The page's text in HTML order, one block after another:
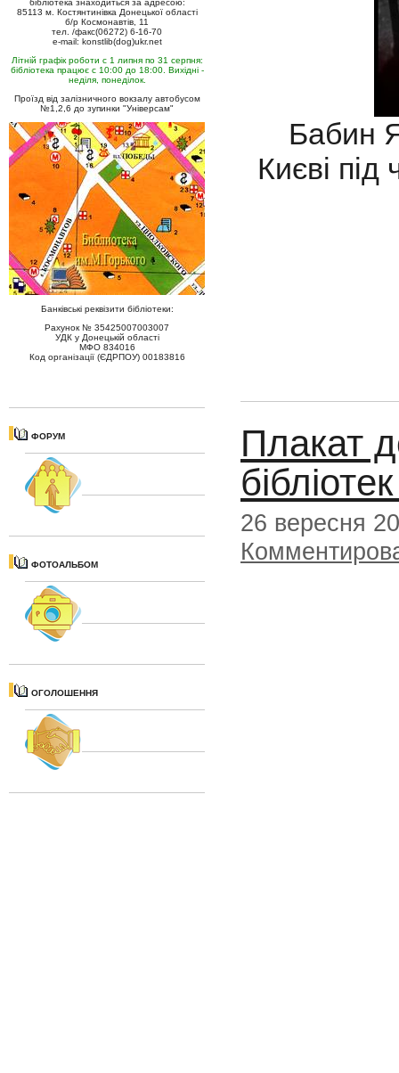
бібліотека знаходиться за адресою:
85113 м. Костянтинівка Донецької області
б/р Космонавтів, 11
тел. /факс(06272) 6-16-70
e-mail: konstlib(dog)ukr.net
Літній графік роботи с 1 липня по 31 серпня:
бібліотека працює с 10:00 до 18:00. Вихідні -
неділя, понеділок.
Проїзд від залізничного вокзалу автобусом
№1,2,6 до зупинки "Універсам"
Банківські реквізити бібліотеки:
Рахунок № 35425007003007
УДК у Донецькій області
МФО 834016
Код організації (ЄДРПОУ) 00183816
ФОРУМ
ФОТОАЛЬБОМ
ОГОЛОШЕННЯ
Бабин
Києві під
Плакат
26 вересня